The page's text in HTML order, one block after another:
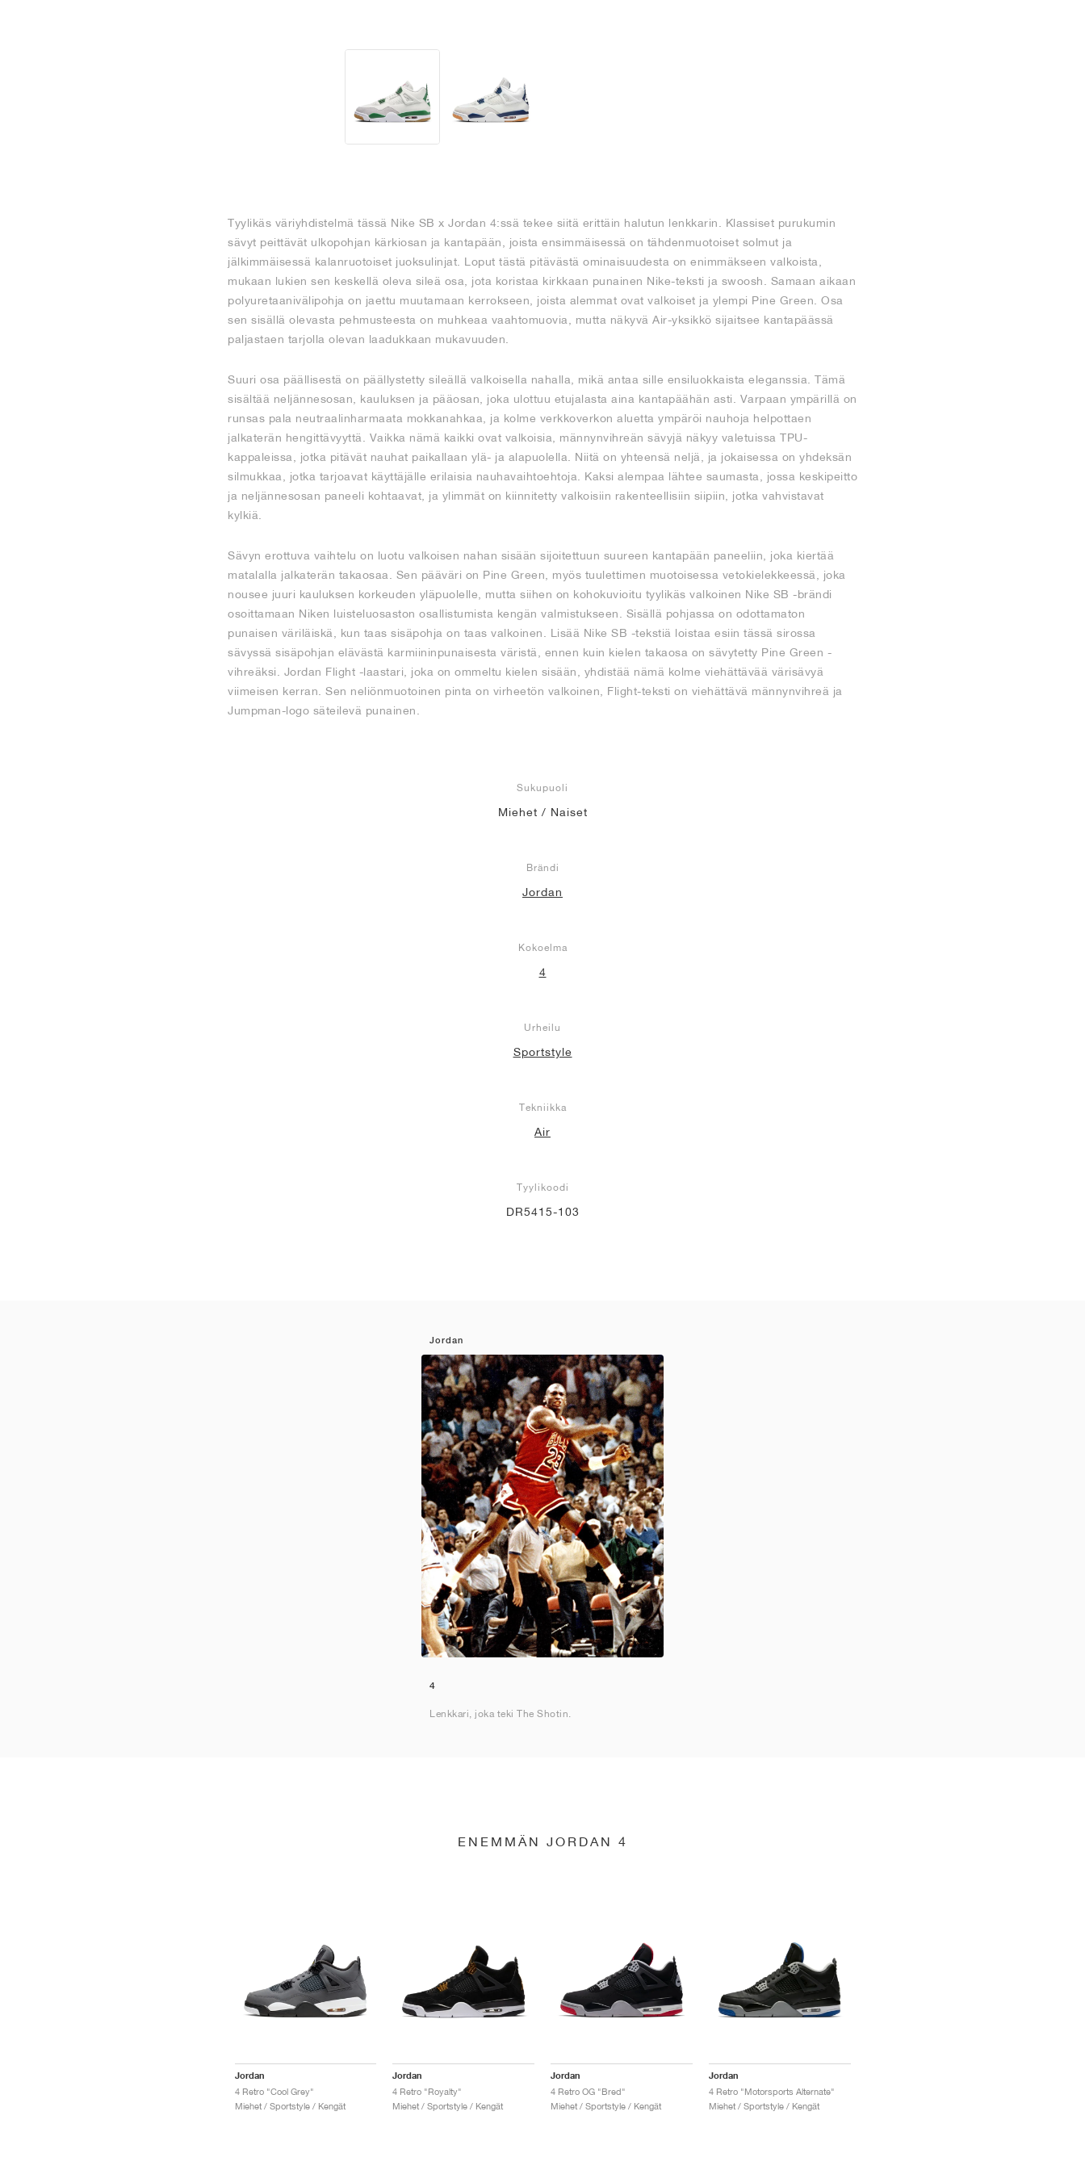
Tyylikäs väriyhdistelmä tässä Nike SB x Jordan 4:ssä tekee siitä erittäin halutun lenkkarin. Klassiset purukumin
sävyt peittävät ulkopohjan kärkiosan ja kantapään, joista ensimmäisessä on tähdenmuotoiset solmut ja
jälkimmäisessä kalanruotoiset juoksulinjat. Loput tästä pitävästä ominaisuudesta on enimmäkseen valkoista,
mukaan lukien sen keskellä oleva sileä osa, jota koristaa kirkkaan punainen Nike-teksti ja swoosh. Samaan aikaan
polyuretaanivälipohja on jaettu muutamaan kerrokseen, joista alemmat ovat valkoiset ja ylempi Pine Green. Osa
sen sisällä olevasta pehmusteesta on muhkeaa vaahtomuovia, mutta näkyvä Air-yksikkö sijaitsee kantapäässä
paljastaen tarjolla olevan laadukkaan mukavuuden.
Suuri osa päällisestä on päällystetty sileällä valkoisella nahalla, mikä antaa sille ensiluokkaista eleganssia. Tämä
sisältää neljännesosan, kauluksen ja pääosan, joka ulottuu etujalasta aina kantapäähän asti. Varpaan ympärillä on
runsas pala neutraalinharmaata mokkanahkaa, ja kolme verkkoverkon aluetta ympäröi nauhoja helpottaen
jalkaterän hengittävyyttä. Vaikka nämä kaikki ovat valkoisia, männynvihreän sävyjä näkyy valetuissa TPU-
kappaleissa, jotka pitävät nauhat paikallaan ylä- ja alapuolella. Niitä on yhteensä neljä, ja jokaisessa on yhdeksän
silmukkaa, jotka tarjoavat käyttäjälle erilaisia nauhavaihtoehtoja. Kaksi alempaa lähtee saumasta, jossa keskipeitto
ja neljännesosan paneeli kohtaavat, ja ylimmät on kiinnitetty valkoisiin rakenteellisiin siipiin, jotka vahvistavat
kylkiä.
Sävyn erottuva vaihtelu on luotu valkoisen nahan sisään sijoitettuun suureen kantapään paneeliin, joka kiertää
matalalla jalkaterän takaosaa. Sen pääväri on Pine Green, myös tuulettimen muotoisessa vetokielekkeessä, joka
nousee juuri kauluksen korkeuden yläpuolelle, mutta siihen on kohokuvioitu tyylikäs valkoinen Nike SB -brändi
osoittamaan Niken luisteluosaston osallistumista kengän valmistukseen. Sisällä pohjassa on odottamaton
punaisen väriläiskä, kun taas sisäpohja on taas valkoinen. Lisää Nike SB -tekstiä loistaa esiin tässä sirossa
sävyssä sisäpohjan elävästä karmiininpunaisesta väristä, ennen kuin kielen takaosa on sävytetty Pine Green -
vihreäksi. Jordan Flight -laastari, joka on ommeltu kielen sisään, yhdistää nämä kolme viehättävää värisävyä
viimeisen kerran. Sen neliönmuotoinen pinta on virheetön valkoinen, Flight-teksti on viehättävä männynvihreä ja
Jumpman-logo säteilevä punainen.
Sukupuoli
Miehet / Naiset
Brändi
Jordan
Kokoelma
4
Urheilu
Sportstyle
Tekniikka
Air
Tyylikoodi
DR5415-103
Jordan
4
Lenkkari, joka teki The Shotin.
ENEMMÄN JORDAN 4
Jordan
4 Retro "Cool Grey"
Miehet / Sportstyle / Kengät
Jordan
4 Retro "Royalty"
Miehet / Sportstyle / Kengät
Jordan
4 Retro OG "Bred"
Miehet / Sportstyle / Kengät
Jordan
4 Retro "Motorsports Alternate"
Miehet / Sportstyle / Kengät